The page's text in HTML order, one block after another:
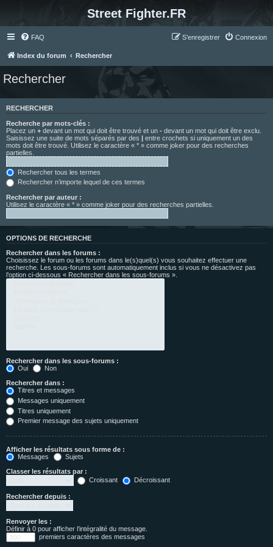
Street Fighter.FR
FAQ Connexion
S’enregistrer
Index du forum Rechercher
Rechercher
RECHERCHER
Recherche par mots-clés :
Placez un + devant un mot qui doit être trouvé et un - devant un mot qui doit être exclu.
Saisissez une suite de mots séparés par des | entre crochets si uniquement un des
mots doit être trouvé. Utilisez le caractère « * » comme joker pour des recherches
partielles.
Rechercher tous les termes
Rechercher n’importe lequel de ces termes
Rechercher par auteur :
Utilisez le caractère « * » comme joker pour des recherches partielles.
OPTIONS DE RECHERCHE
Rechercher dans les forums :
Choisissez le forum ou les forums dans le(s)quel(s) vous souhaitez effectuer une
recherche. Les sous-forums sont automatiquement inclus si vous ne désactivez pas
l’option ci-dessous « Rechercher dans les sous-forums ».
Rechercher dans les sous-forums :
Oui
Non
Rechercher dans :
Titres et messages
Messages uniquement
Titres uniquement
Premier message des sujets uniquement
Afficher les résultats sous forme de :
Messages
Sujets
Classer les résultats par :
Croissant
Décroissant
Rechercher depuis :
Renvoyer les :
Définir à 0 pour afficher l’intégralité du message.
premiers caractères des messages